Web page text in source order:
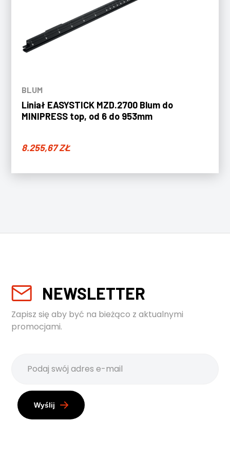
BLUM
Liniał EASYSTICK MZD.2700 Blum do
MINIPRESS top, od 6 do 953mm
8.255,67ZŁ
NEWSLETTER
Zapisz się aby być na bieżąco z aktualnymi
promocjami.
Wyślij